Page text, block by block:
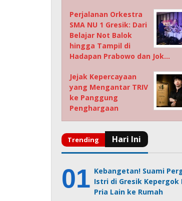
Perjalanan Orkestra
SMA NU 1 Gresik: Dari
Belajar Not Balok
hingga Tampil di
Hadapan Prabowo dan Jok…
Jejak Kepercayaan
yang Mengantar TRIV
ke Panggung
Penghargaan
Kebangetan! Suami
Istri di Gresik Kepergok
Pria Lain ke Rumah